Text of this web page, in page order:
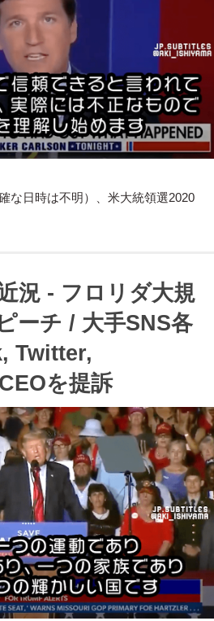
な日時は不明）、米大統領選2020
況 - フロリダ大規
ーチ / 大手SNS各
Twitter,
を提訴